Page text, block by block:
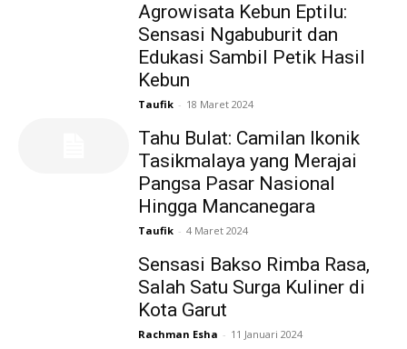
Agrowisata Kebun Eptilu:
Sensasi Ngabuburit dan
Edukasi Sambil Petik Hasil
Kebun
Taufik - 18 Maret 2024
Tahu Bulat: Camilan Ikonik
Tasikmalaya yang Merajai
Pangsa Pasar Nasional
Hingga Mancanegara
Taufik - 4 Maret 2024
Sensasi Bakso Rimba Rasa,
Salah Satu Surga Kuliner di
Kota Garut
Rachman Esha - 11 Januari 2024